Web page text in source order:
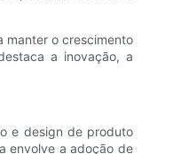
manter o crescimento
a inovação, a
e design de produto
envolve a adoção de